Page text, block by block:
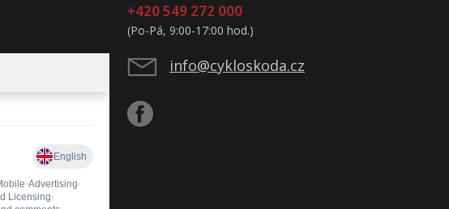
+420 549 272 000
(Po-Pá, 9:00-17:00 hod.)
info@cykloskoda.cz